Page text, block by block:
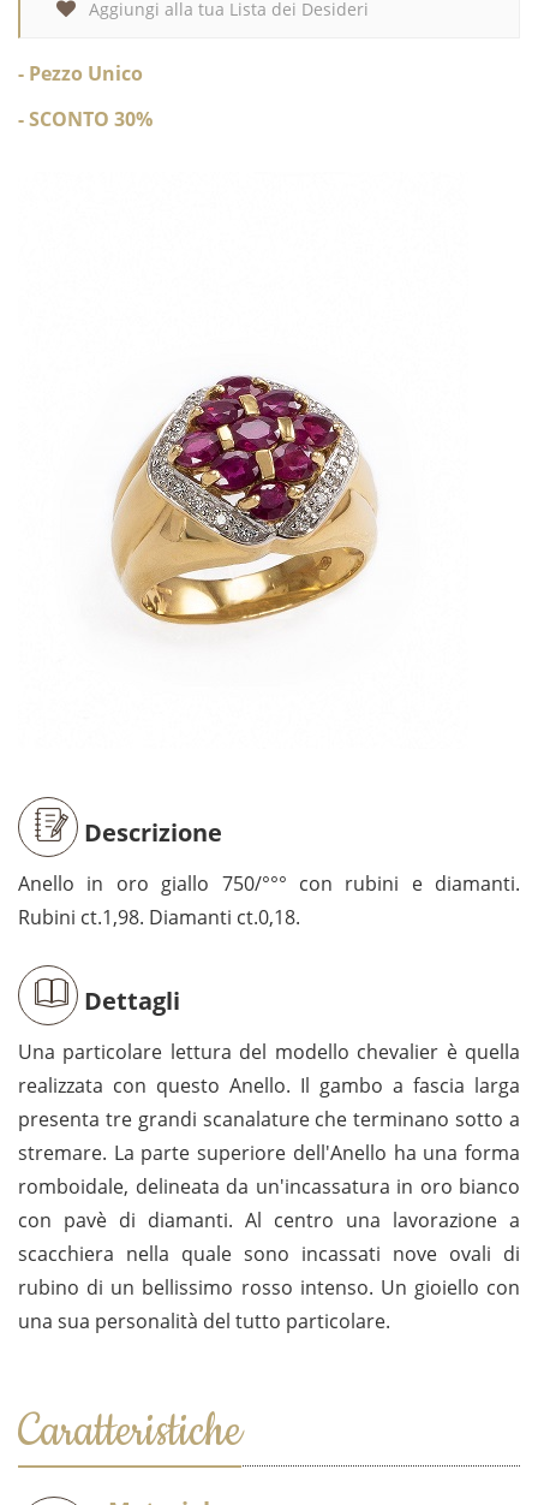
Aggiungi alla tua Lista dei Desideri
- Pezzo Unico
- SCONTO 30%
Descrizione
Anello in oro giallo 750/°°° con rubini e diamanti.
Rubini ct.1,98. Diamanti ct.0,18.
Dettagli
Una particolare lettura del modello chevalier è quella
realizzata con questo Anello. Il gambo a fascia larga
presenta tre grandi scanalature che terminano sotto a
stremare. La parte superiore dell'Anello ha una forma
romboidale, delineata da un'incassatura in oro bianco
con pavè di diamanti. Al centro una lavorazione a
scacchiera nella quale sono incassati nove ovali di
rubino di un bellissimo rosso intenso. Un gioiello con
una sua personalità del tutto particolare.
Caratteristiche